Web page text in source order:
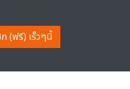
(ฟรี) เร็วๆนี้